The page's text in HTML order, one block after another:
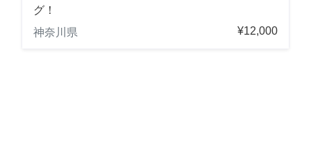
グ！
神奈川県
¥12,000